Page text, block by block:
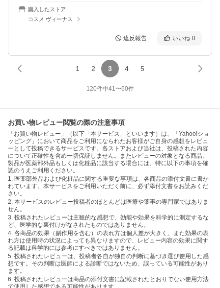
購入したストア
コスメ ヴィーナス
違反報告 いいね 0
1 2 3 4 5
120件中41〜60件
お買い物レビュー閲覧の際の注意事項
「お買い物レビュー」（以下「本サービス」といいます）は、「Yahoo!ショ
ッピング」において商品をご利用になられたお客様がご自身の感想をレビュ
ーとして投稿できるサービスです。各ストアおよび当社は、投稿された内容
について正確性を含め一切保証しません。またレビューの対象となる商品、
製品が医薬部外品もしくは化粧品に該当する場合には、特に以下の事項を確
認のうえご利用ください。
1. 医薬部外品および化粧品に関する重要な事項は、各商品の添付文書に書か
れています。本サービスをご利用いただく前に、必ず添付文書をお読みくだ
さい。
2. 本サービスのレビュー投稿者のほとんどは医療や薬事の専門家ではありま
せん。
3. 投稿されたレビューは主観的な感想で、効能や効果を科学的に測定するな
ど、医学的な裏付けがなされたものではありません。
4. 各商品の効果（副作用を含む）の表れ方は個人差が大きく、また効果の表
れ方は使用時の状況によっても異なりますので、レビュー内容の効果に関す
る記載は科学的には参考にすべきではありません。
5. 投稿されたレビューは、投稿者各自が独自の判断に基づき選び使用した感
想です。その判断は医師による診断ではないため、誤っている可能性があり
ます。
6. 投稿されたレビューは商品の添付文書に記載されたとおりでない使用方法
で使用した感想である可能性があります。